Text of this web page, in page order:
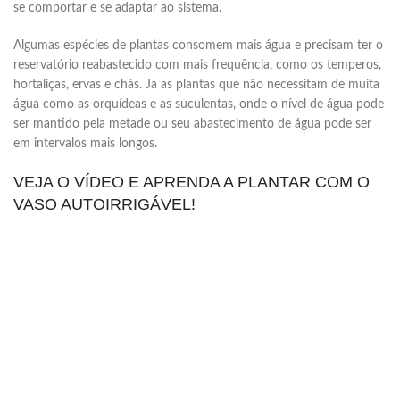
se comportar e se adaptar ao sistema.
Algumas espécies de plantas consomem mais água e precisam ter o
reservatório reabastecido com mais frequência, como os temperos,
hortaliças, ervas e chás. Já as plantas que não necessitam de muita
água como as orquídeas e as suculentas, onde o nível de água pode
ser mantido pela metade ou seu abastecimento de água pode ser
em intervalos mais longos.
VEJA O VÍDEO E APRENDA A PLANTAR COM O
VASO AUTOIRRIGÁVEL!